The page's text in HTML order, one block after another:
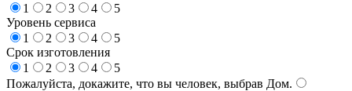
1
2 3 4
5
Уровень сервиса
1
2 3 4
5
Срок изготовления
1
2 3 4
5
Пожалуйста, докажите, что вы человек, выбрав Дом.